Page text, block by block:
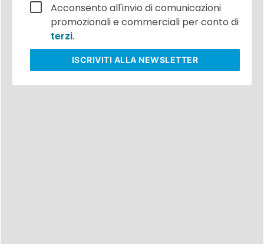
Acconsento all'invio di comunicazioni
promozionali e commerciali per conto di
terzi.
ISCRIVITI ALLA NEWSLETTER